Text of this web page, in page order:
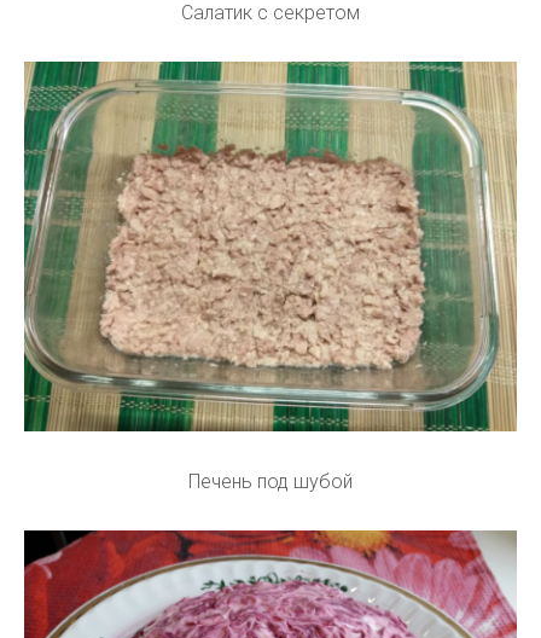
Салатик с секретом
Печень под шубой